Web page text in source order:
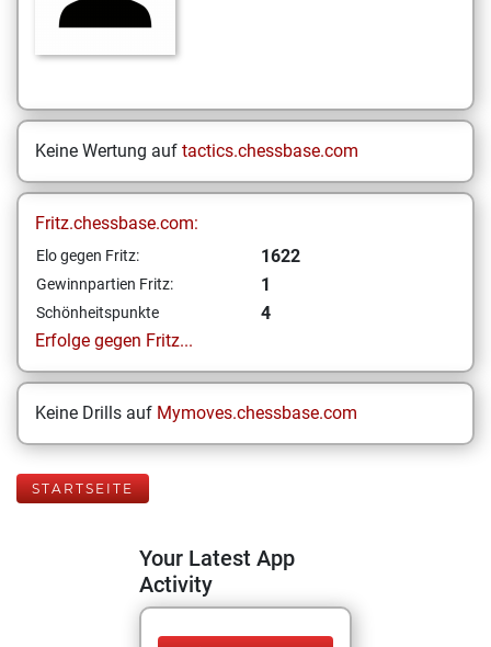
Keine Wertung auf tactics.chessbase.com
Fritz.chessbase.com:
Elo gegen Fritz: 1622
Gewinnpartien Fritz: 1
Schönheitspunkte
4
Erfolge gegen Fritz...
Keine Drills auf Mymoves.chessbase.com
STARTSEITE
Your Latest App
Activity